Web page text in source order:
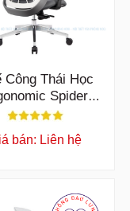
Công Thái Học
Spider
GD43
bán: Liên hệ